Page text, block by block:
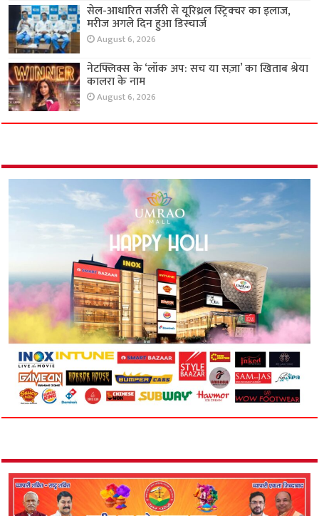
सेल-आधारित सर्जरी से यूरिथ्रल स्ट्रिक्चर का इलाज,
मरीज अगले दिन हुआ डिस्चार्ज
August 6, 2026
नेटफ्लिक्स के ‘लॉक अप: सच या सज़ा’ का खिताब श्रेया
कालरा के नाम
August 6, 2026